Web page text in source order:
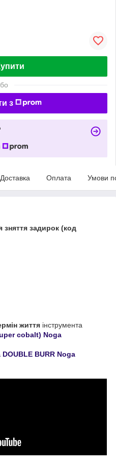
з
Доставка Оплата Умови
зняття задирок (код
життя інструмента
cobalt) Noga
BURR Noga